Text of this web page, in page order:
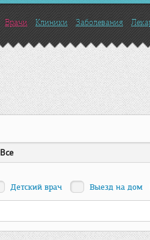
Врачи Клиники Заболевания
Все
Детский врач Выезд на дом